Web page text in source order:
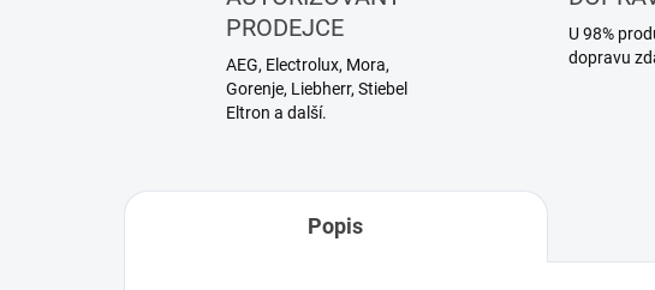
PRODEJCE
AEG, Electrolux, Mora,
Gorenje, Liebherr, Stiebel
Eltron a další.
U 98%
dopravu
Popis